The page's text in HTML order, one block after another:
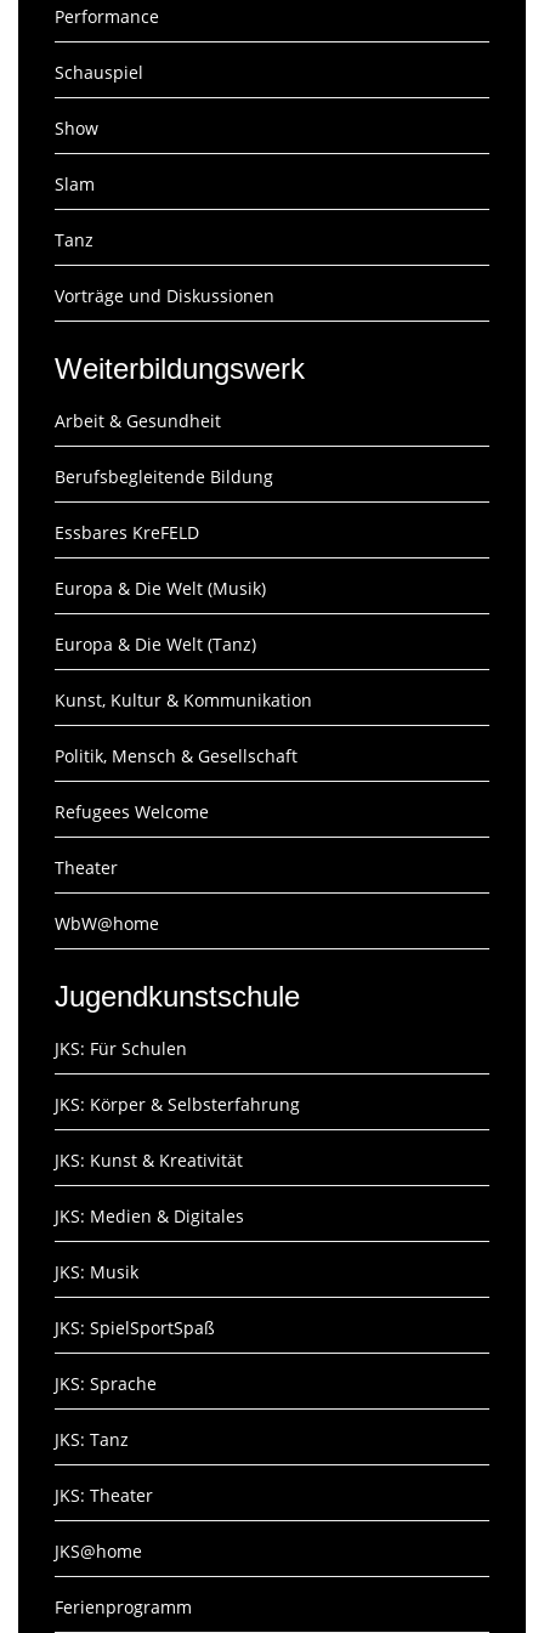
Performance
Schauspiel
Show
Slam
Tanz
Vorträge und Diskussionen
Weiterbildungswerk
Arbeit & Gesundheit
Berufsbegleitende Bildung
Essbares KreFELD
Europa & Die Welt (Musik)
Europa & Die Welt (Tanz)
Kunst, Kultur & Kommunikation
Politik, Mensch & Gesellschaft
Refugees Welcome
Theater
WbW@home
Jugendkunstschule
JKS: Für Schulen
JKS: Körper & Selbsterfahrung
JKS: Kunst & Kreativität
JKS: Medien & Digitales
JKS: Musik
JKS: SpielSportSpaß
JKS: Sprache
JKS: Tanz
JKS: Theater
JKS@home
Ferienprogramm